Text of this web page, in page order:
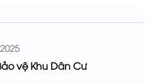
vệ Khu Dân Cư